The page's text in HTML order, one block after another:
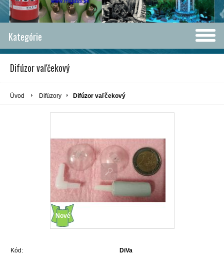
Kategórie
Difúzor vaľčekový
Úvod Difúzory Difúzor vaľčekový
Nové
Kód: DiVa